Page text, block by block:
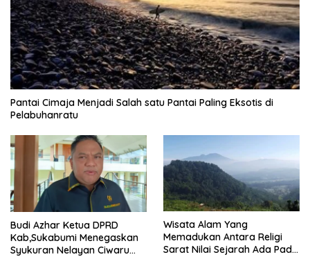
Pantai Cimaja Menjadi Salah satu Pantai Paling Eksotis di
Pelabuhanratu
Budi Azhar Ketua DPRD
Kab,Sukabumi Menegaskan
Syukuran Nelayan Ciwaru
Wisata Alam Yang
Memadukan Antara Religi
Sarat Nilai Sejarah Ada Pada